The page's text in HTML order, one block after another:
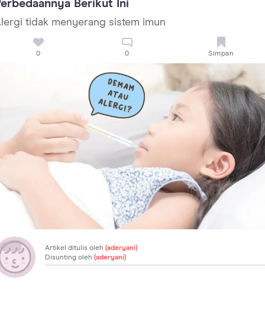
Berikut Ini
tidak menyerang sistem imun
0 0 Simpan
Artikel ditulis oleh (aderyani)
Disunting oleh (aderyani)